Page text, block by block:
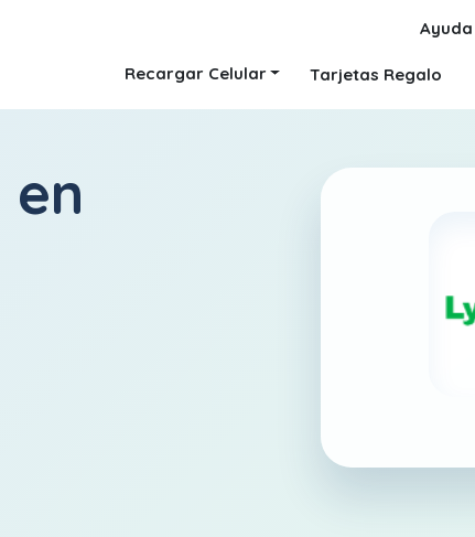
Ayuda
Recargar Celular Tarjetas Regalo
en